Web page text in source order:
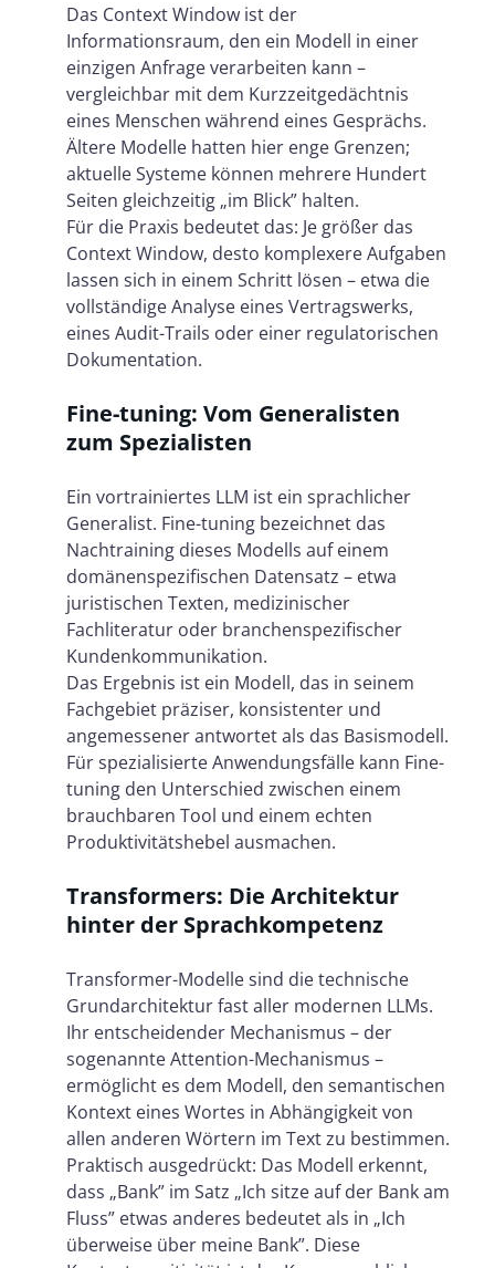
Das Context Window ist der
Informationsraum, den ein Modell in einer
einzigen Anfrage verarbeiten kann –
vergleichbar mit dem Kurzzeitgedächtnis
eines Menschen während eines Gesprächs.
Ältere Modelle hatten hier enge Grenzen;
aktuelle Systeme können mehrere Hundert
Seiten gleichzeitig „im Blick” halten.
Für die Praxis bedeutet das: Je größer das
Context Window, desto komplexere Aufgaben
lassen sich in einem Schritt lösen – etwa die
vollständige Analyse eines Vertragswerks,
eines Audit-Trails oder einer regulatorischen
Dokumentation.
Fine-tuning: Vom Generalisten
zum Spezialisten
Ein vortrainiertes LLM ist ein sprachlicher
Generalist. Fine-tuning bezeichnet das
Nachtraining dieses Modells auf einem
domänenspezifischen Datensatz – etwa
juristischen Texten, medizinischer
Fachliteratur oder branchenspezifischer
Kundenkommunikation.
Das Ergebnis ist ein Modell, das in seinem
Fachgebiet präziser, konsistenter und
angemessener antwortet als das Basismodell.
Für spezialisierte Anwendungsfälle kann Fine-
tuning den Unterschied zwischen einem
brauchbaren Tool und einem echten
Produktivitätshebel ausmachen.
Transformers: Die Architektur
hinter der Sprachkompetenz
Transformer-Modelle sind die technische
Grundarchitektur fast aller modernen LLMs.
Ihr entscheidender Mechanismus – der
sogenannte Attention-Mechanismus –
ermöglicht es dem Modell, den semantischen
Kontext eines Wortes in Abhängigkeit von
allen anderen Wörtern im Text zu bestimmen.
Praktisch ausgedrückt: Das Modell erkennt,
dass „Bank” im Satz „Ich sitze auf der Bank am
Fluss” etwas anderes bedeutet als in „Ich
überweise über meine Bank”. Diese